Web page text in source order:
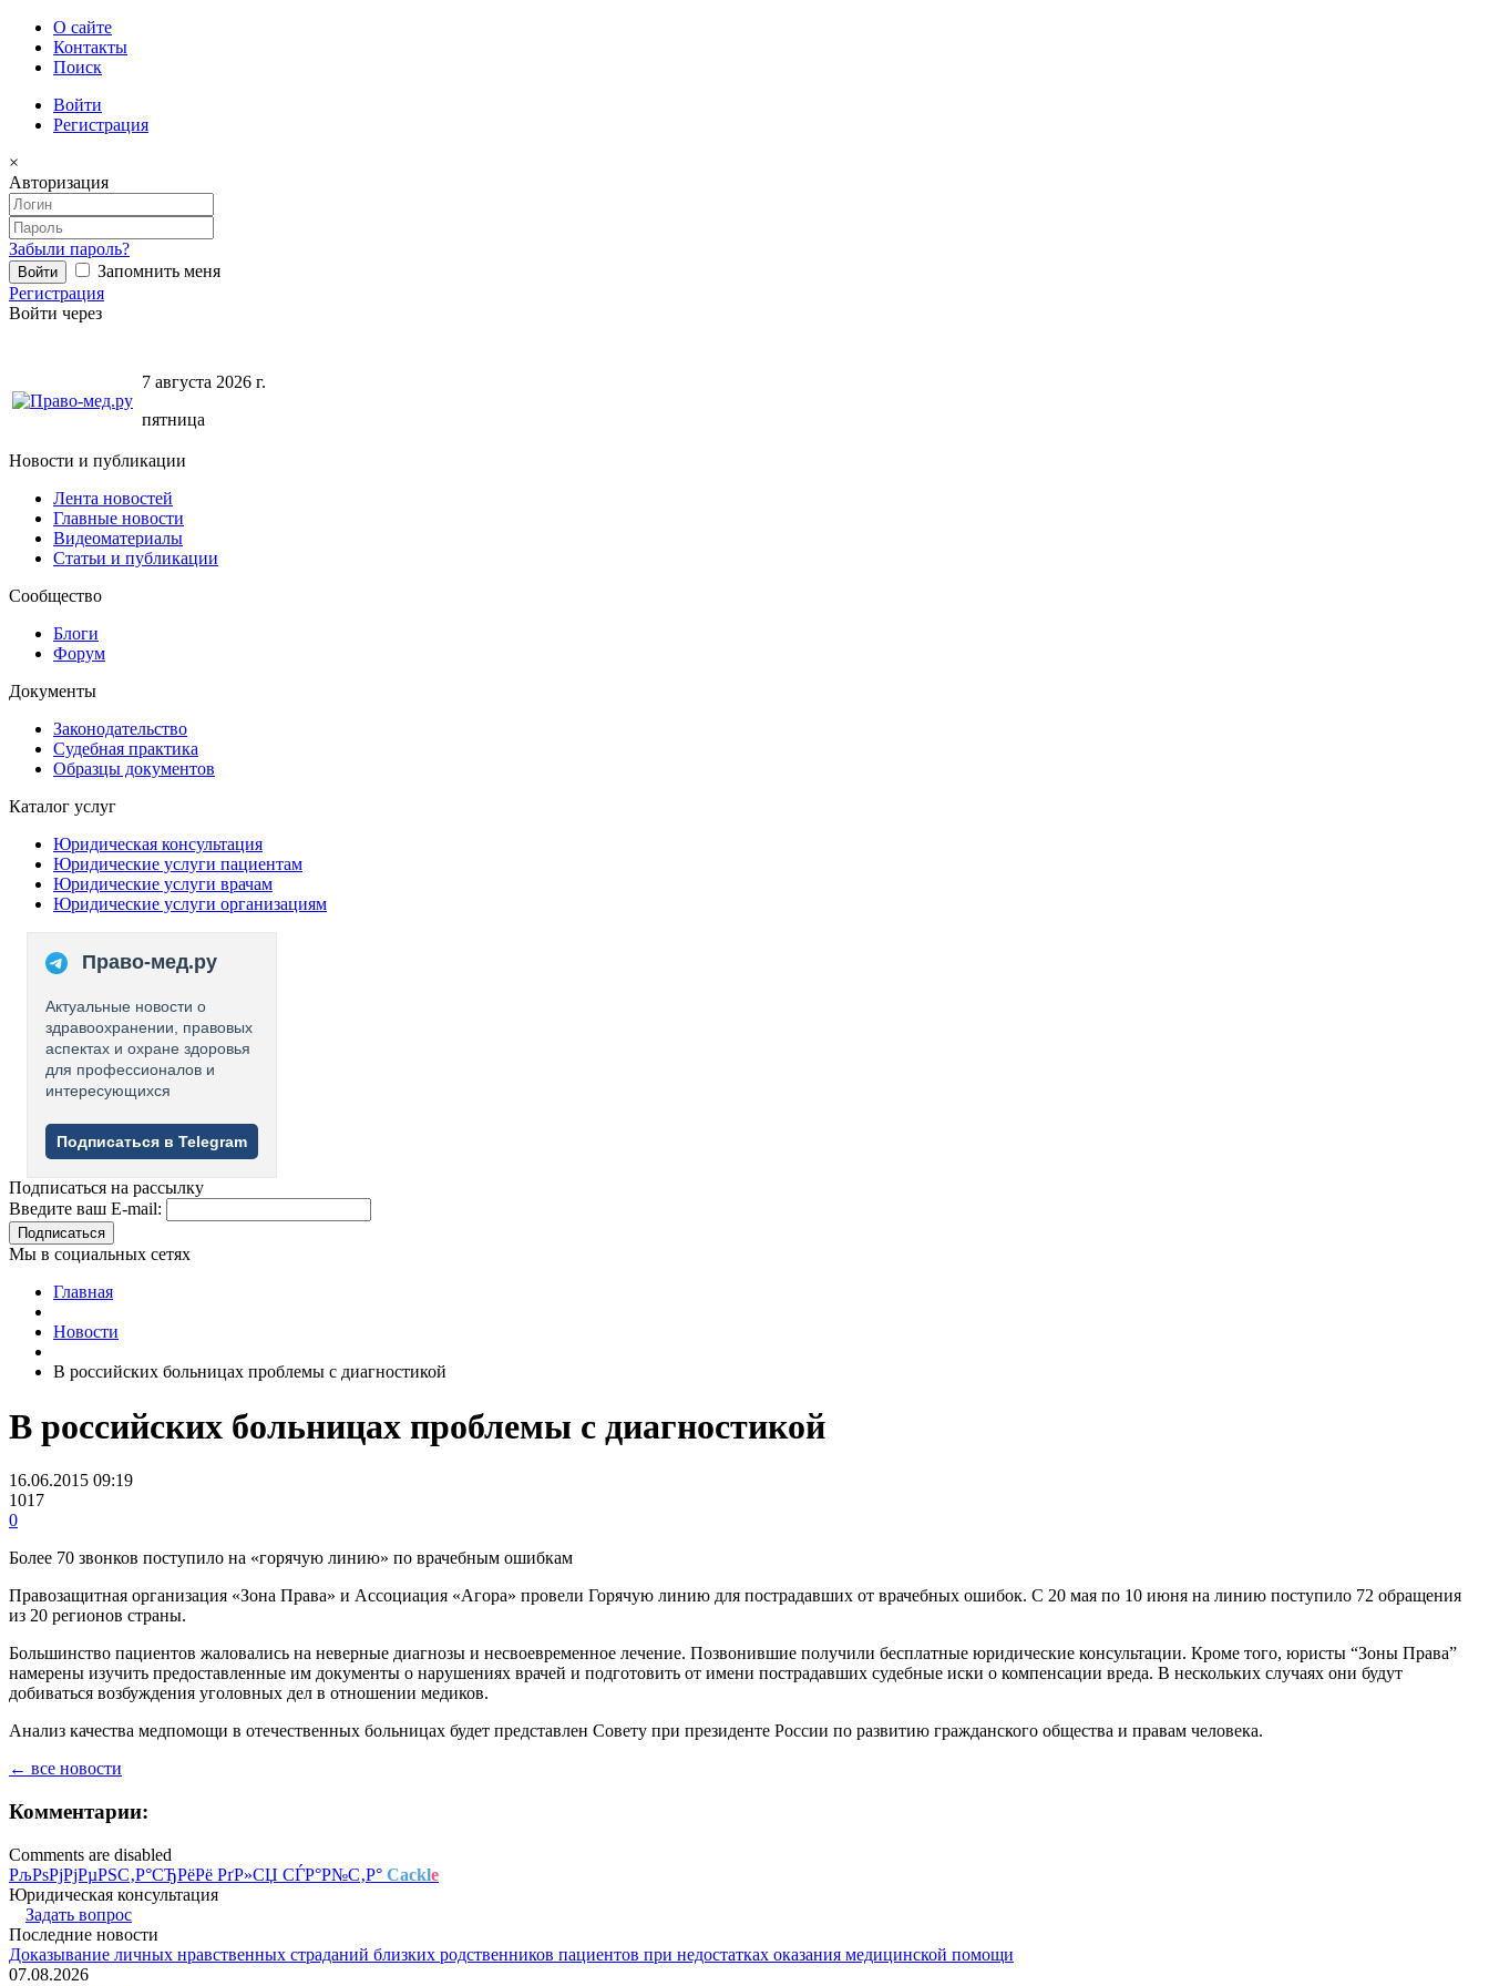
О сайте
Контакты
Поиск
Войти
Регистрация
×
Авторизация
Забыли пароль?
Запомнить меня
Регистрация
Войти через
7 августа 2026 г.
пятница
Новости и публикации
Лента новостей
Главные новости
Видеоматериалы
Статьи и публикации
Сообщество
Блоги
Форум
Документы
Законодательство
Судебная практика
Образцы документов
Каталог услуг
Юридическая консультация
Юридические услуги пациентам
Юридические услуги врачам
Юридические услуги организациям
Право-мед.ру
Актуальные новости о
здравоохранении, правовых
аспектах и охране здоровья
для профессионалов и
интересующихся
Подписаться в Telegram
Подписаться на рассылку
Введите ваш E-mail:
Подписаться
Мы в социальных сетях
Главная
Новости
В российских больницах проблемы с диагностикой
В российских больницах проблемы с диагностикой
16.06.2015 09:19
1017
0
Более 70 звонков поступило на «горячую линию» по врачебным ошибкам
Правозащитная организация «Зона Права» и Ассоциация «Агора» провели Горячую линию для пострадавших от врачебных ошибок. С 20 мая по 10 июня на линию поступило 72 обращения
из 20 регионов страны.
Большинство пациентов жаловались на неверные диагнозы и несвоевременное лечение. Позвонившие получили бесплатные юридические консультации. Кроме того, юристы “Зоны Права”
намерены изучить предоставленные им документы о нарушениях врачей и подготовить от имени пострадавших судебные иски о компенсации вреда. В нескольких случаях они будут
добиваться возбуждения уголовных дел в отношении медиков.
Анализ качества медпомощи в отечественных больницах будет представлен Совету при президенте России по развитию гражданского общества и правам человека.
← все новости
Комментарии:
Comments are disabled
РљРѕРјРјРµРЅС‚Р°СЂРёРё РґР»СЏ СЃР°Р№С‚Р° Cackle
Юридическая консультация
Задать вопрос
Последние новости
Доказывание личных нравственных страданий близких родственников пациентов при недостатках оказания медицинской помощи
07.08.2026